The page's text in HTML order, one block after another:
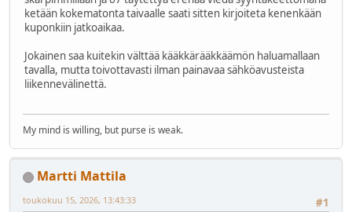
ketään kokematonta taivaalle saati sitten kirjoiteta kenenkään
kuponkiin jatkoaikaa.
Jokainen saa kuitekin välttää kääkkärääkkäämön haluamallaan
tavalla, mutta toivottavasti ilman painavaa sähköavusteista
liikennevälinettä.
My mind is willing, but purse is weak.
Martti Mattila
#1
toukokuu 15, 2026, 13:43:33